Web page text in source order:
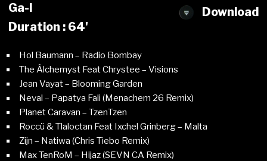
Download
Ga-l
Duration : 64'
Hol Baumann – Radio Bombay
The Âlchemyst Feat Chrystee – Visions
Jean Vayat – Blooming Garden
Neval – Papatya Fali (Menachem 26 Remix)
Planet Caravan – TzenTzen
Roccü & Tlaloctan Feat Ixchel Grinberg – Malta
Zijn – Natiwa (Chris Tiebo Remix)
Max TenRoM – Hijaz (SEVN CA Remix)